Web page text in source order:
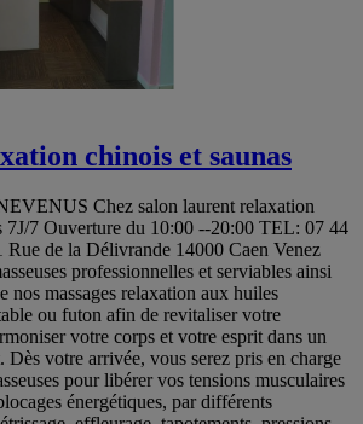
chinois et saunas
Chez salon laurent relaxation
7J/7 Ouverture du 10:00 --20:00 TEL: 07 44
Rue de la Délivrande 14000 Caen Venez
professionnelles et serviables ainsi
nos massages relaxation aux huiles
ou futon afin de revitaliser votre
votre corps et votre esprit dans un
Dès votre arrivée, vous serez pris en charge
pour libérer vos tensions musculaires
énergétiques, par différents